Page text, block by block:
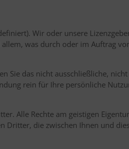
Wir oder unsere
was durch oder im Auftrag
Sie das nicht ausschließliche, nicht
rein für Ihre persönliche
Alle Rechte am geistigen
Dritter, die zwischen Ihnen und